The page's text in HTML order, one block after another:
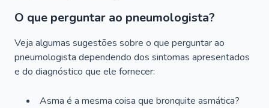
O que perguntar ao pneumologista?
Veja algumas sugestões sobre o que perguntar ao
pneumologista dependendo dos sintomas apresentados
e do diagnóstico que ele fornecer:
Asma é a mesma coisa que bronquite asmática?